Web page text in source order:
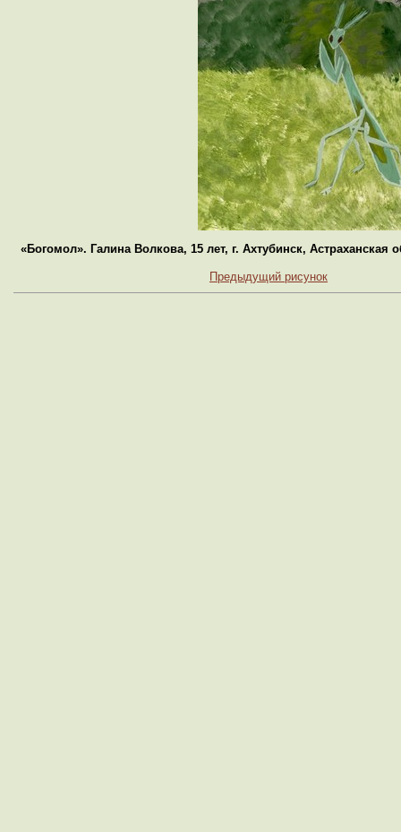
«Богомол». Галина Волкова, 15 лет, г. Ахтубинск, Астраханская
Предыдущий рисунок